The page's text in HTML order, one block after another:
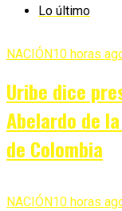
Lo último
NACIÓN10 horas
Uribe dice
Abelardo de
de Colombia
NACIÓN10 horas